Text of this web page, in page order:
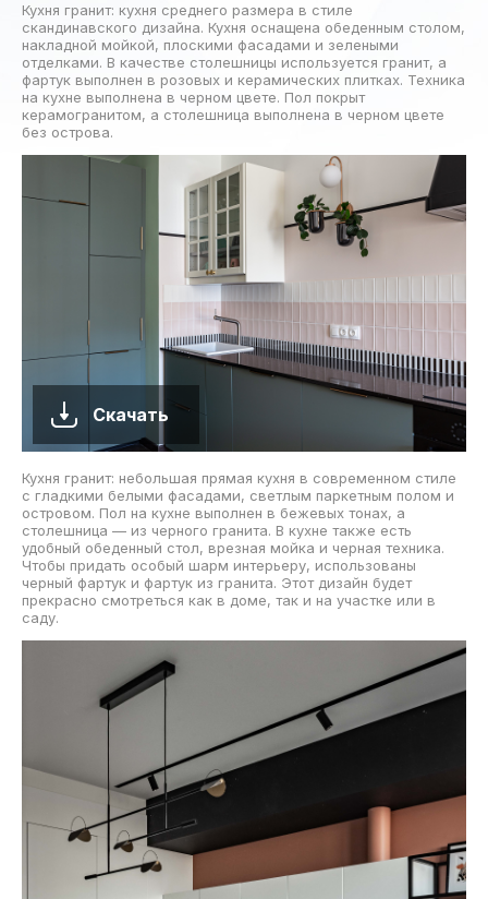
Кухня гранит: кухня среднего размера в стиле
скандинавского дизайна. Кухня оснащена обеденным столом,
накладной мойкой, плоскими фасадами и зелеными
отделками. В качестве столешницы используется гранит, а
фартук выполнен в розовых и керамических плитках. Техника
на кухне выполнена в черном цвете. Пол покрыт
керамогранитом, а столешница выполнена в черном цвете
без острова.
Скачать
Кухня гранит: небольшая прямая кухня в современном стиле
с гладкими белыми фасадами, светлым паркетным полом и
островом. Пол на кухне выполнен в бежевых тонах, а
столешница — из черного гранита. В кухне также есть
удобный обеденный стол, врезная мойка и черная техника.
Чтобы придать особый шарм интерьеру, использованы
черный фартук и фартук из гранита. Этот дизайн будет
прекрасно смотреться как в доме, так и на участке или в
саду.